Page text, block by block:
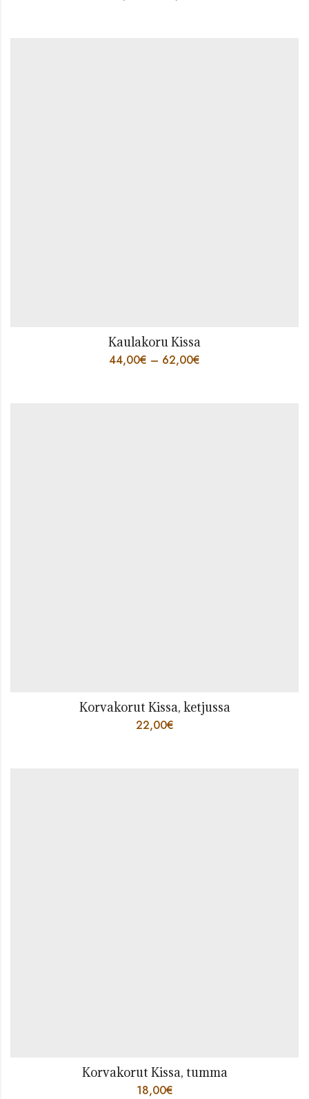
Kaulakoru Kissa
44,00€ – 62,00€
Korvakorut Kissa, ketjussa
22,00€
Korvakorut Kissa, tumma
18,00€